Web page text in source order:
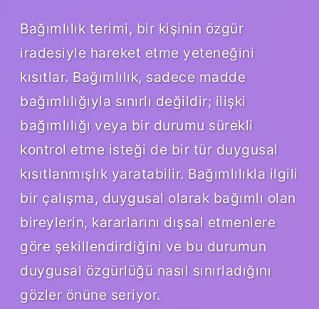
Bağımlılık terimi, bir kişinin özgür
iradesiyle hareket etme yeteneğini
kısıtlar. Bağımlılık, sadece madde
bağımlılığıyla sınırlı değildir; ilişki
bağımlılığı veya bir durumu sürekli
kontrol etme isteği de bir tür duygusal
kısıtlanmışlık yaratabilir. Bağımlılıkla ilgili
bir çalışma, duygusal olarak bağımlı olan
bireylerin, kararlarını dışsal etmenlere
göre şekillendirdiğini ve bu durumun
duygusal özgürlüğü nasıl sınırladığını
gözler önüne seriyor.